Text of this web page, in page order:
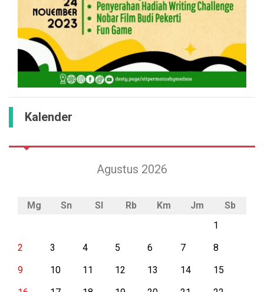
Kalender
Agustus 2026
Mg Sn Sl Rb Km Jm
Sb
1
2
3 4 5 6 7
8
9
10 11 12 13 14
15